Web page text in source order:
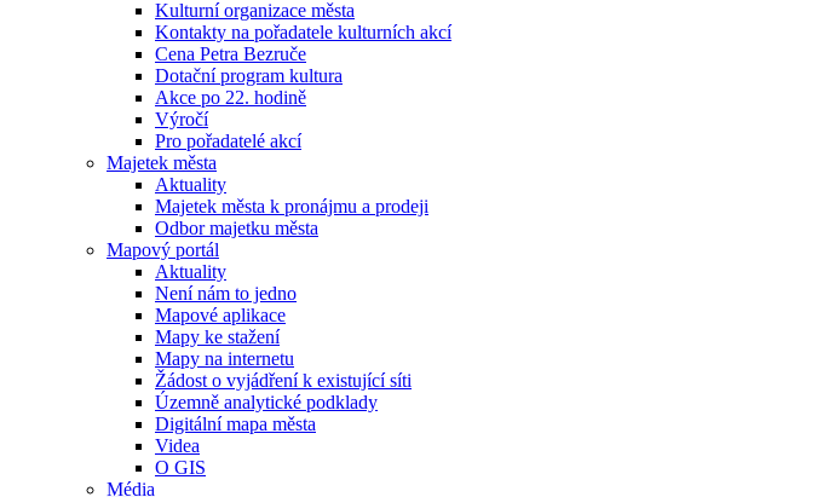
Kulturní organizace města
Kontakty na pořadatele kulturních akcí
Cena Petra Bezruče
Dotační program kultura
Akce po 22. hodině
Výročí
Pro pořadatelé akcí
Majetek města
Aktuality
Majetek města k pronájmu a prodeji
Odbor majetku města
Mapový portál
Aktuality
Není nám to jedno
Mapové aplikace
Mapy ke stažení
Mapy na internetu
Žádost o vyjádření k existující síti
Územně analytické podklady
Digitální mapa města
Videa
O GIS
Média